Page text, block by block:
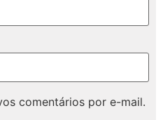
comentários por e-mail.